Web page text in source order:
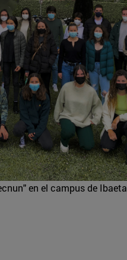
en el campus de Ibaeta